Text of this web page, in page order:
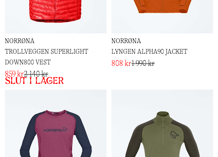
NORRØNA
TROLLVEGGEN SUPERLIGHT
DOWN800 VEST
859 kr2 140 kr
Slut i lager
NORRØNA
LYNGEN ALPHA90 JACKET
808 kr1 990 kr